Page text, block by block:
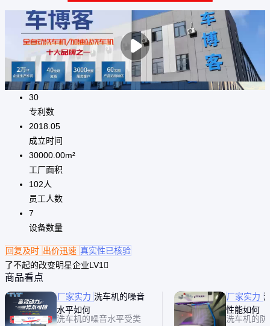

30
专利数
2018.05
成立时间
30000.00m²
工厂面积
102人
员工人数
7
设备数量
回复及时 出价迅速 真实性已核验
了不起的改变明星企业LV1
商品看点
厂家实力 洗车机的噪音
水平如何
洗车机的噪音水平受类
厂家实力
性能如何
洗车机的